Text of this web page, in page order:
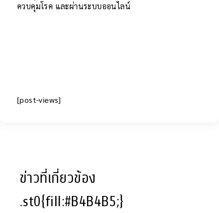
ควบคุมโรค และผ่านระบบออนไลน์
[post-views]
ข่าวที่เกี่ยวข้อง
.st0{fill:#B4B4B5;}